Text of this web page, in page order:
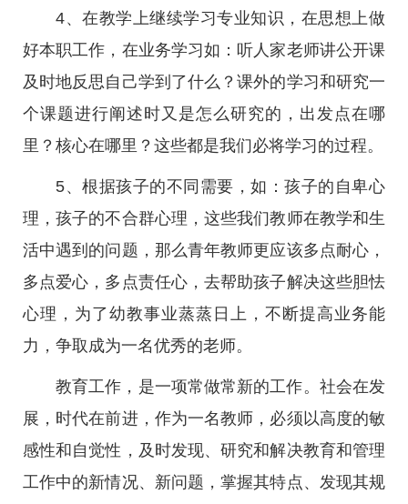
4、在教学上继续学习专业知识，在思想上做
好本职工作，在业务学习如：听人家老师讲公开课
及时地反思自己学到了什么？课外的学习和研究一
个课题进行阐述时又是怎么研究的，出发点在哪
里？核心在哪里？这些都是我们必将学习的过程。
5、根据孩子的不同需要，如：孩子的自卑心
理，孩子的不合群心理，这些我们教师在教学和生
活中遇到的问题，那么青年教师更应该多点耐心，
多点爱心，多点责任心，去帮助孩子解决这些胆怯
心理，为了幼教事业蒸蒸日上，不断提高业务能
力，争取成为一名优秀的老师。
教育工作，是一项常做常新的工作。社会在发
展，时代在前进，作为一名教师，必须以高度的敏
感性和自觉性，及时发现、研究和解决教育和管理
工作中的新情况、新问题，掌握其特点、发现其规